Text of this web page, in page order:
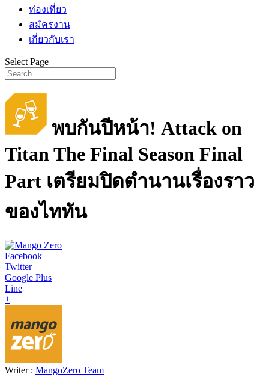
ท่องเที่ยว
สมัครงาน
เกี่ยวกับเรา
Select Page
พบกันปีหน้า! Attack on
Titan The Final Season Final
Part เตรียมปิดตำนานเรื่องราว
ของไททัน
Facebook
Twitter
Google Plus
Line
+
Writer : MangoZero Team